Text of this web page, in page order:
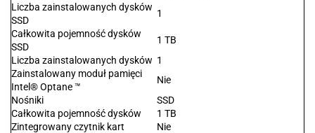
Liczba zainstalowanych dysków
SSD
1
Całkowita pojemność dysków
SSD
1 TB
Liczba zainstalowanych dysków 1
Zainstalowany moduł pamięci
Intel® Optane ™
Nie
Nośniki
SSD
Całkowita pojemność dysków
1 TB
Zintegrowany czytnik kart
Nie